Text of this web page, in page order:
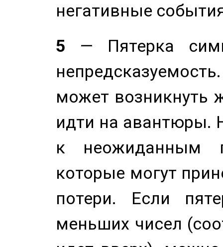
негативные
5 — Пятерка
может возникнуть
идти на авантюры.
к неожиданным
которые могут
потери. Если
меньших чисел